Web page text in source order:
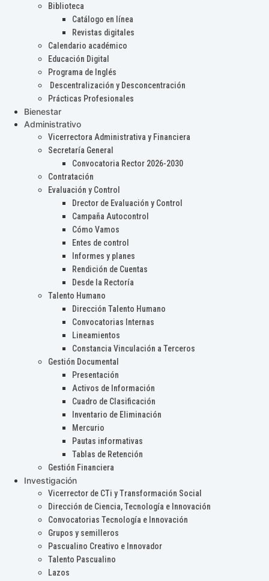
Biblioteca
Catálogo en línea
Revistas digitales
Calendario académico
Educación Digital
Programa de Inglés
Descentralización y Desconcentración
Prácticas Profesionales
Bienestar
Administrativo
Vicerrectora Administrativa y Financiera
Secretaría General
Convocatoria Rector 2026-2030
Contratación
Evaluación y Control
Drector de Evaluación y Control
Campaña Autocontrol
Cómo Vamos
Entes de control
Informes y planes
Rendición de Cuentas
Desde la Rectoría
Talento Humano
Dirección Talento Humano
Convocatorias Internas
Lineamientos
Constancia Vinculación a Terceros
Gestión Documental
Presentación
Activos de Información
Cuadro de Clasificación
Inventario de Eliminación
Mercurio
Pautas informativas
Tablas de Retención
Gestión Financiera
Investigación
Vicerrector de CTi y Transformación Social
Dirección de Ciencia, Tecnología e Innovación
Convocatorias Tecnología e Innovación
Grupos y semilleros
Pascualino Creativo e Innovador
Talento Pascualino
Lazos